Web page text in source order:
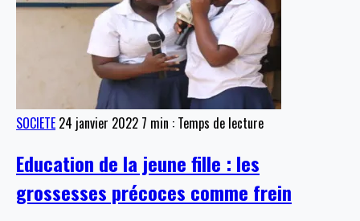
SOCIETE 24 janvier 2022 7 min : Temps de lecture
Education de la jeune fille : les
grossesses précoces comme frein